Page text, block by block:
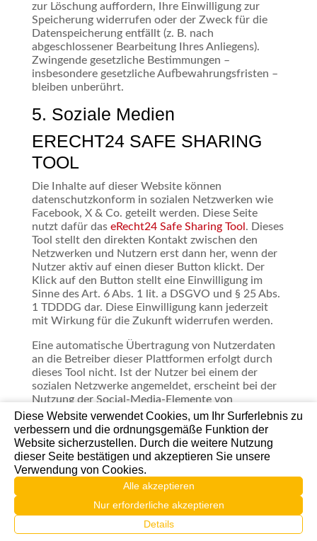
zur Löschung auffordern, Ihre Einwilligung zur
Speicherung widerrufen oder der Zweck für die
Datenspeicherung entfällt (z. B. nach
abgeschlossener Bearbeitung Ihres Anliegens).
Zwingende gesetzliche Bestimmungen –
insbesondere gesetzliche Aufbewahrungsfristen –
bleiben unberührt.
5. Soziale Medien
ERECHT24 SAFE SHARING
TOOL
Die Inhalte auf dieser Website können
datenschutzkonform in sozialen Netzwerken wie
Facebook, X & Co. geteilt werden. Diese Seite
nutzt dafür das eRecht24 Safe Sharing Tool . Dieses
Tool stellt den direkten Kontakt zwischen den
Netzwerken und Nutzern erst dann her, wenn der
Nutzer aktiv auf einen dieser Button klickt. Der
Klick auf den Button stellt eine Einwilligung im
Sinne des Art. 6 Abs. 1 lit. a DSGVO und § 25 Abs.
1 TDDDG dar. Diese Einwilligung kann jederzeit
mit Wirkung für die Zukunft widerrufen werden.
Eine automatische Übertragung von Nutzerdaten
an die Betreiber dieser Plattformen erfolgt durch
dieses Tool nicht. Ist der Nutzer bei einem der
sozialen Netzwerke angemeldet, erscheint bei der
Nutzung der Social-Media-Elemente von
Facebook, X & Co. ein Informations-Fenster, in
dem der Nutzer den Text vor dem Absenden
bestätigen kann.
Unsere Nutzer können die Inhalte dieser Seite
datenschutzkonform in sozialen Netzwerken
teilen, ohne dass komplette Surf-Profile durch die
Betreiber der Netzwerke erstellt werden.
Der Einsatz des Dienstes erfolgt, um die gesetzlich
Diese Website verwendet Cookies, um Ihr Surferlebnis zu
verbessern und die ordnungsgemäße Funktion der
Website sicherzustellen. Durch die weitere Nutzung
dieser Seite bestätigen und akzeptieren Sie unsere
Verwendung von Cookies.
Alle akzeptieren
Nur erforderliche akzeptieren
Details